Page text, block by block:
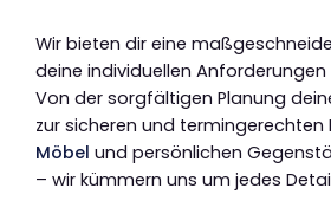
Wir bieten dir eine
deine individuellen
Von der sorgfältigen Planung
zur sicheren und termingerechten
Möbel und persönlichen
– wir kümmern uns um jedes